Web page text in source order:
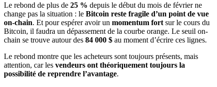
Le rebond de plus de 25 % depuis le début du mois de février ne
change pas la situation : le Bitcoin reste fragile d’un point de vue
on-chain. Et pour espérer avoir un momentum fort sur le cours du
Bitcoin, il faudra un dépassement de la courbe orange. Le seuil on-
chain se trouve autour des 84 000 $ au moment d’écrire ces lignes.
Le rebond montre que les acheteurs sont toujours présents, mais
attention, car les vendeurs ont théoriquement toujours la
possibilité de reprendre l’avantage.